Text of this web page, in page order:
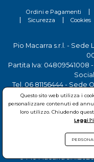
Ordini e Pagamenti
Sicurezza
Cookies
Pio Macarra s.r.l. - Sede
Partita Iva: 04809541008
Tel. 06 81156444- Sede
© Pio Macarra s.r.l.
Questo sito web utilizza i
personalizzare contenuti ed
loro utilizzo. Chiudendo
Leggi